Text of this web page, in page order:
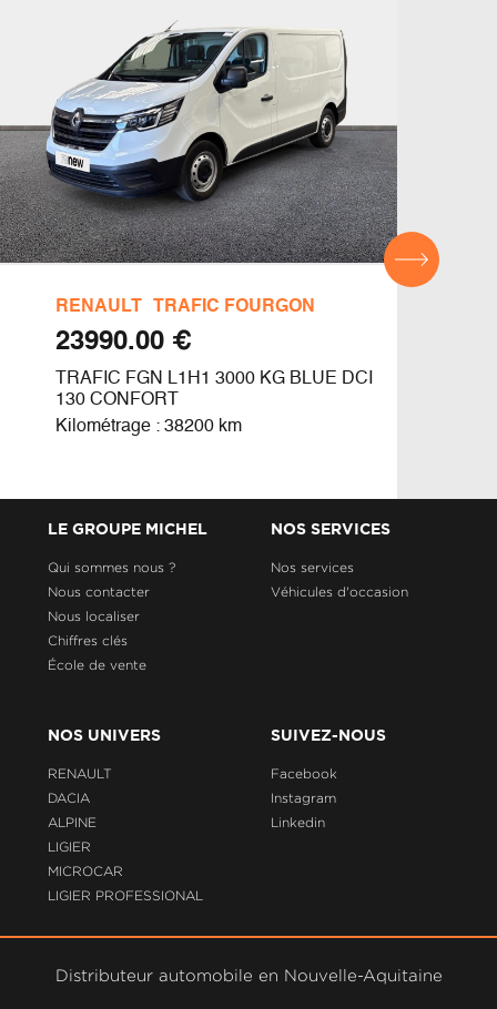
RENAULT TRAFIC FOURGON
€ 23990.00
TRAFIC FGN L1H1 3000 KG BLUE DCI
130 CONFORT
Kilométrage : 38200 km
LE GROUPE MICHEL
Qui sommes nous ?
Nous contacter
Nous localiser
Chiffres clés
École de vente
NOS SERVICES
Nos services
Véhicules d'occasion
NOS UNIVERS
RENAULT
DACIA
ALPINE
LIGIER
MICROCAR
LIGIER PROFESSIONAL
SUIVEZ-NOUS
Facebook
Instagram
Linkedin
Distributeur automobile en Nouvelle-Aquitaine